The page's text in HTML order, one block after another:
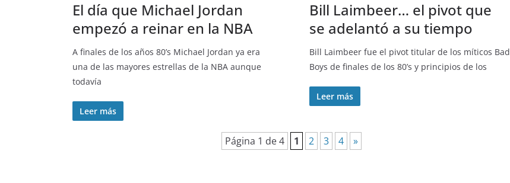
El día que Michael Jordan
empezó a reinar en la NBA
A finales de los años 80’s Michael Jordan ya era
una de las mayores estrellas de la NBA aunque
todavía
Leer más
Bill Laimbeer… el pivot que
se adelantó a su tiempo
Bill Laimbeer fue el pivot titular de los míticos Bad
Boys de finales de los 80’s y principios de los
Leer más
Página 1 de 4 1 2 3 4 »